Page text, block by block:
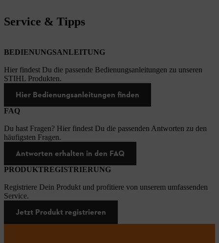
Service & Tipps
BEDIENUNGSANLEITUNG
Hier findest Du die passende Bedienungsanleitungen zu unseren
STIHL Produkten.
Hier Bedienungsanleitungen finden
FAQ
Du hast Fragen? Hier findest Du die passenden Antworten zu den
häufigsten Fragen.
Antworten erhalten in den FAQ
PRODUKTREGISTRIERUNG
Registriere Dein Produkt und profitiere von unserem umfassenden
Service.
Jetzt Produkt registrieren